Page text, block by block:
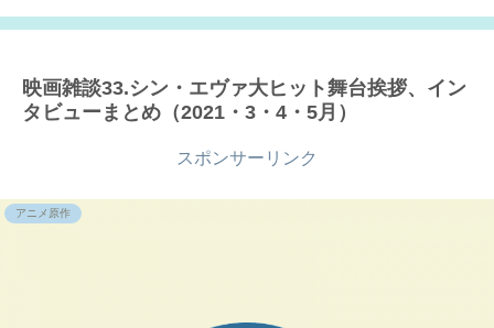
映画雑談33.シン・エヴァ大ヒット舞台挨拶、イン
タビューまとめ（2021・3・4・5月）
スポンサーリンク
アニメ原作